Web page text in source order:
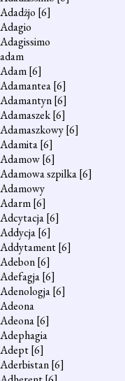
Adadżjo [6]
Adagio
Adagissimo
adam
Adam[6]
Adamantea[6]
Adamantyn[6]
Adamaszek[6]
Adamaszkowy[6]
Adamita[6]
Adamow[6]
Adamowa szpilka[6]
Adamowy
Adarm[6]
Adcytacja[6]
Addycja[6]
Addytament[6]
Adebon[6]
Adefagja[6]
Adenologja[6]
Adeona
Adeona[6]
Adephagia
Adept[6]
Aderbistan[6]